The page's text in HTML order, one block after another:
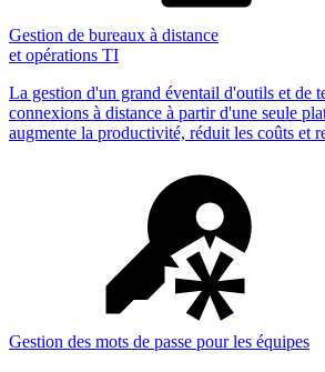
Gestion de bureaux à distance
et opérations TI
La gestion d'un grand éventail d'outils et de
connexions à distance à partir d'une seule
augmente la productivité, réduit les coûts et
Gestion des mots de passe pour les équipes